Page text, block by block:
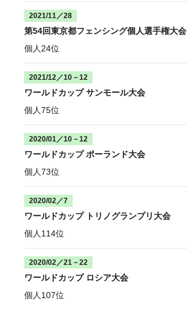
2021/11／28
第54回東京都フェンシング個人選手権大会
個人24位
2021/12／10－12
ワールドカップ サンモール大会
個人75位
2020/01／10－12
ワールドカップ ポーランド大会
個人73位
2020/02／7
ワールドカップ トリノグランプリ大会
個人114位
2020/02／21－22
ワールドカップ ロシア大会
個人107位